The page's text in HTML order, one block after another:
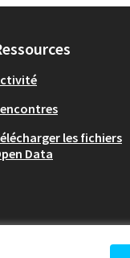
les fichiers
Data